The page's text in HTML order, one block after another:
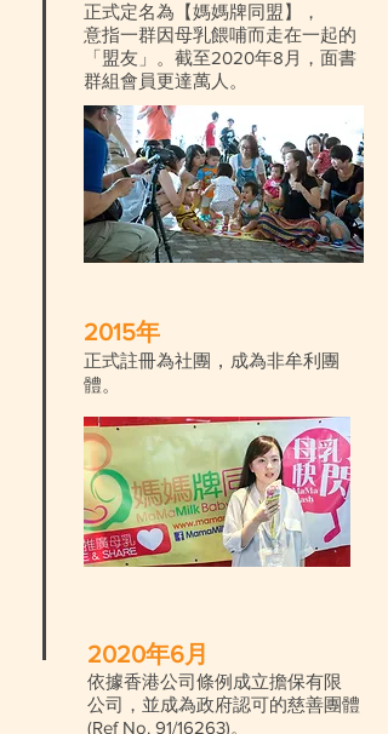
正式定名為【媽媽牌同盟】，
意指一群因母乳餵哺而走在一起的
「盟友」。截至2020年8月，面書
群組會員更達萬人。
2015年
正式註冊為社團 ， 成為非牟利團
體。
2020年6月
依據香港公司條例成立擔保有限
公司，並成為政府認可的慈善團體
(Ref No. 91/16263)。